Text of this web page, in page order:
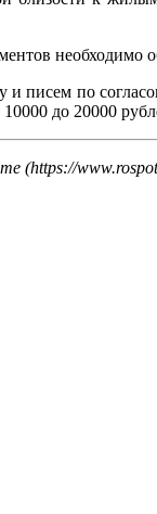
необходимо
и писем по
до 20000
(https://